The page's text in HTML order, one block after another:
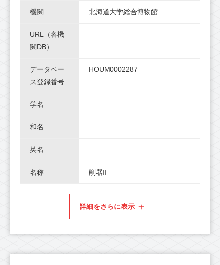
機関 北海道大学総合博物館
URL（各機
関DB）
データベー
ス登録番号
HOUM0002287
学名
和名
英名
名称 削器II
詳細をさらに表示